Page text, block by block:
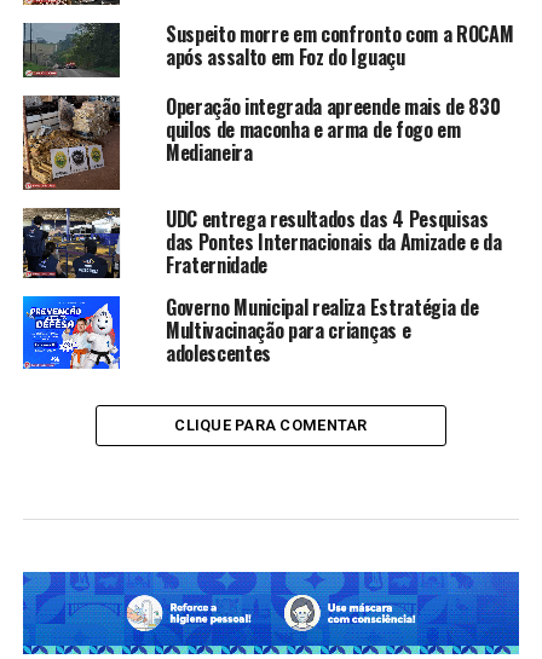
Suspeito morre em confronto com a ROCAM
após assalto em Foz do Iguaçu
Operação integrada apreende mais de 830
quilos de maconha e arma de fogo em
Medianeira
UDC entrega resultados das 4 Pesquisas
das Pontes Internacionais da Amizade e da
Fraternidade
Governo Municipal realiza Estratégia de
Multivacinação para crianças e
adolescentes
CLIQUE PARA COMENTAR